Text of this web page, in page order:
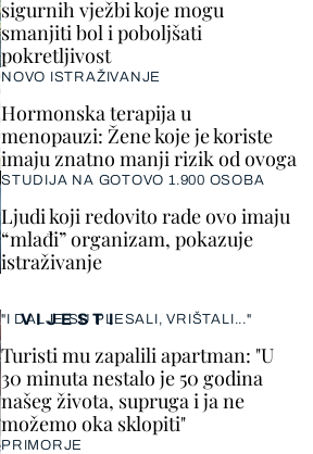
VIJESTI
"I DALJE SU PLESALI, VRIŠTALI..."
Turisti mu zapalili apartman: "U
30 minuta nestalo je 50 godina
našeg života, supruga i ja ne
možemo oka sklopiti"
PRIMORJE
sigurnih vježbi koje mogu
smanjiti bol i poboljšati
pokretljivost
NOVO ISTRAŽIVANJE
Hormonska terapija u
menopauzi: Žene koje je koriste
imaju znatno manji rizik od ovoga
STUDIJA NA GOTOVO 1.900 OSOBA
Ljudi koji redovito rade ovo imaju
“mlađi” organizam, pokazuje
istraživanje